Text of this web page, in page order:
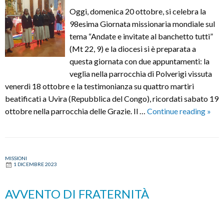
Oggi, domenica 20 ottobre, si celebra la
98esima Giornata missionaria mondiale sul
tema “Andate e invitate al banchetto tutti”
(Mt 22, 9) e la diocesi si è preparata a
questa giornata con due appuntamenti: la
veglia nella parrocchia di Polverigi vissuta
venerdì 18 ottobre e la testimonianza su quattro martiri
beatificati a Uvira (Repubblica del Congo), ricordati sabato 19
ottobre nella parrocchia delle Grazie. Il … Continue reading »
MISSIONI
1 DICEMBRE 2023
AVVENTO DI FRATERNITÀ